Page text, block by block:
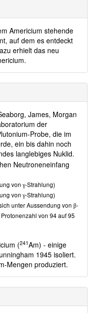
Americium stehende
auf dem es entdeckt
erhielt das neu
James, Morgan
der
Probe, die im
ein bis dahin noch
langlebiges Nuklid.
Neutroneneinfang
von γ-Strahlung)
von γ-Strahlung)
unter Aussendung von β-
von 94 auf 95
(241Am) - einige
1945 isoliert.
Mengen produziert.